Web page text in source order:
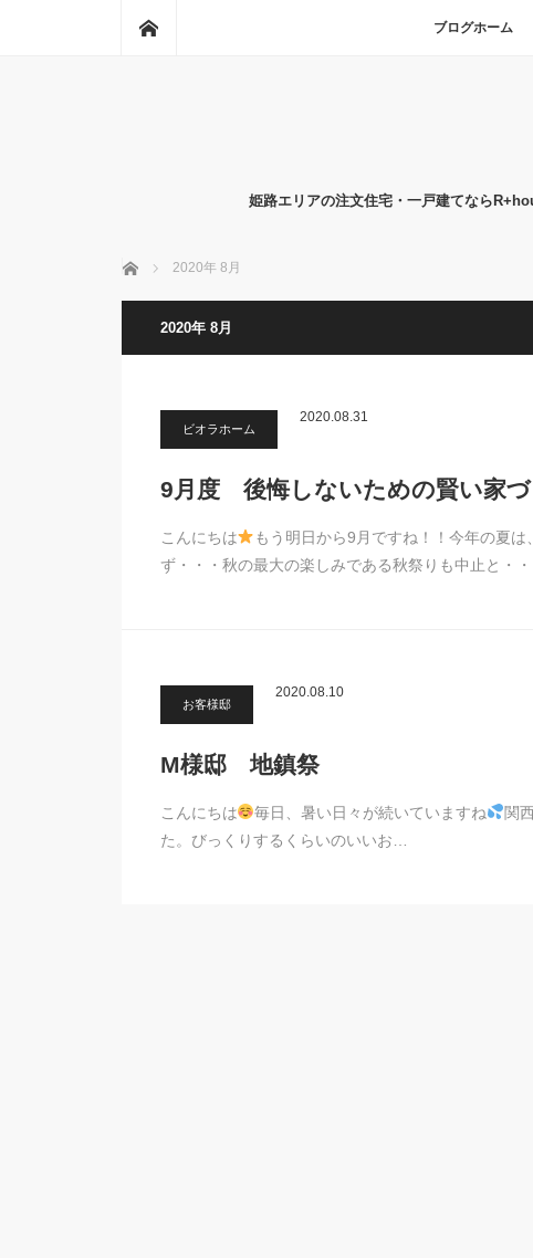
ブログホーム
姫路エリアの注文住宅・一戸建てなら
ホーム 2020年 8月
2020年 8月
ビオラホーム
2020.08.31
9月度 後悔しないための賢い家づ
こんにちは
もう明日から9月ですね！！今年の夏
ず・・・秋の最大の楽しみである秋祭りも中止と・
お客様邸
2020.08.10
M様邸 地鎮祭
こんにちは 毎日、暑い日々が続いていますね
関
た。びっくりするくらいのいいお…